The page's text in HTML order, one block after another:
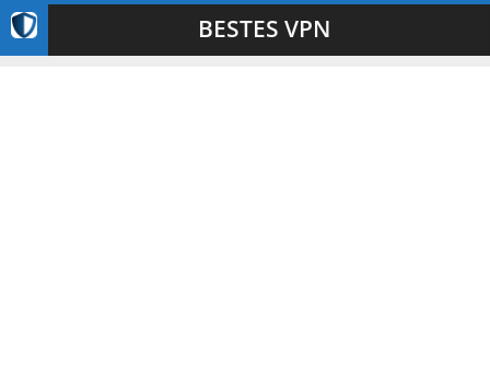
BESTES VPN